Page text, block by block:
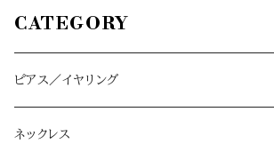
CATEGORY
ピアス／イヤリング
ハーフムーン L/M
ネックレス